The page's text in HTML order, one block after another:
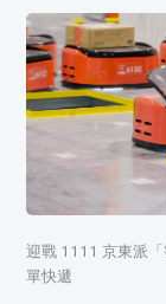
迎戰 1111 京東派
單快遞